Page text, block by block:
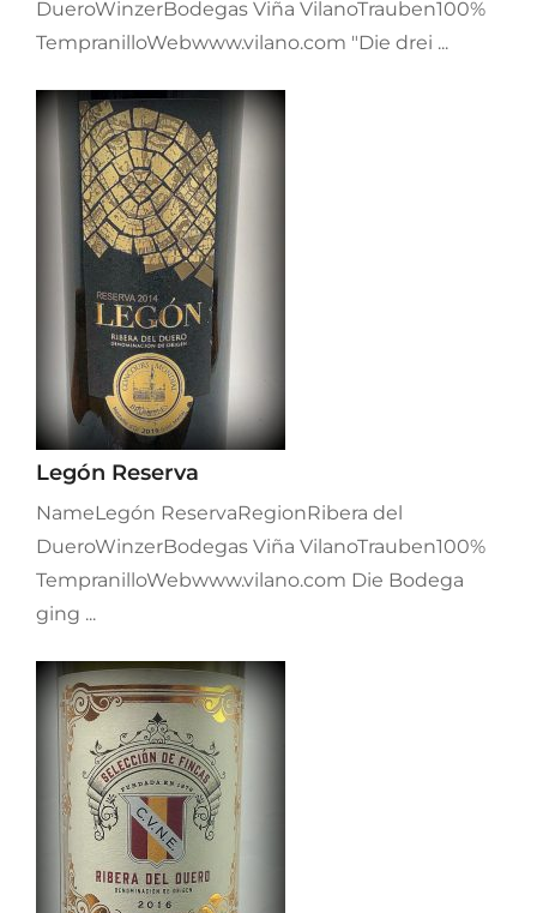
DueroWinzerBodegas Viña VilanoTrauben100%
TempranilloWebwww.vilano.com "Die drei ...
Legón Reserva
NameLegón ReservaRegionRibera del
DueroWinzerBodegas Viña VilanoTrauben100%
TempranilloWebwww.vilano.com Die Bodega
ging ...